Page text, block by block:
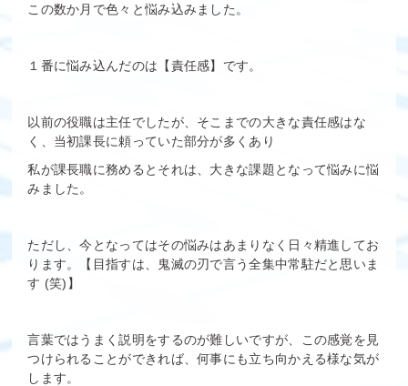
この数か月で色々と悩み込みました。
１番に悩み込んだのは【責任感】です。
以前の役職は主任でしたが、そこまでの大きな責任感はな
く、当初課長に頼っていた部分が多くあり
私が課長職に務めるとそれは、大きな課題となって悩みに悩
みました。
ただし、今となってはその悩みはあまりなく日々精進してお
ります。【目指すは、鬼滅の刃で言う全集中常駐だと思いま
す (笑)】
言葉ではうまく説明をするのが難しいですが、この感覚を見
つけられることができれば、何事にも立ち向かえる様な気が
します。